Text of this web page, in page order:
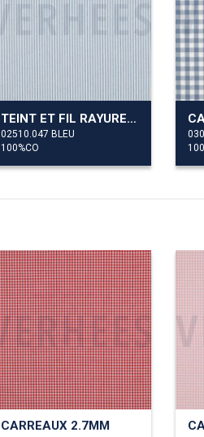
TEINT ET FIL RAYURE 3MM
02510.047 BLEU
100%CO
CARREAUX 2.7MM